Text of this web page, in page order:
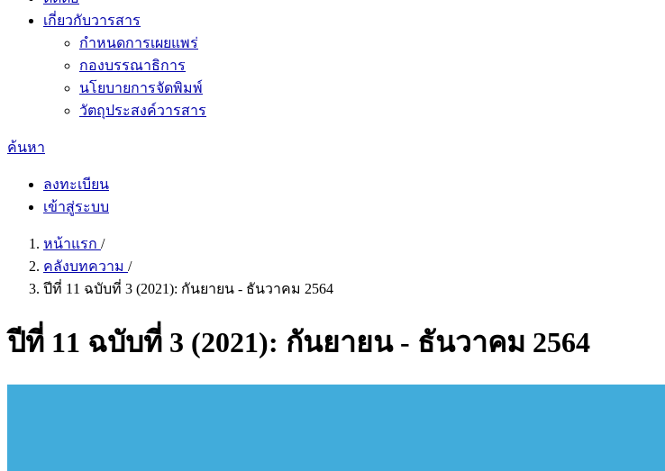
เกี่ยวกับวารสาร
กำหนดการเผยแพร่
กองบรรณาธิการ
นโยบายการจัดพิมพ์
วัตถุประสงค์วารสาร
ค้นหา
ลงทะเบียน
เข้าสู่ระบบ
หน้าแรก /
คลังบทความ /
ปีที่ 11 ฉบับที่ 3 (2021): กันยายน - ธันวาคม 2564
ปีที่ 11 ฉบับที่ 3 (2021): กันยายน - ธันวาคม 2564